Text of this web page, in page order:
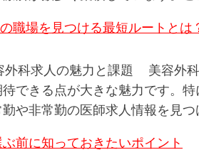
職場を見つける最短ルートとは
外科求人の魅力と課題 美容外科
できる点が大きな魅力です。特
や非常勤の医師求人情報を見
前に知っておきたいポイント